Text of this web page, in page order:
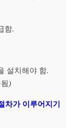
함.
설치해야 함.
)
차가 이루어지기